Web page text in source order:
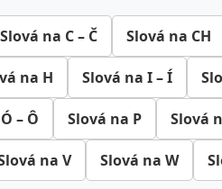
Slová na C – Č Slová na CH
na H Slová na I – Í
– Ô Slová na P Slová
na V Slová na W